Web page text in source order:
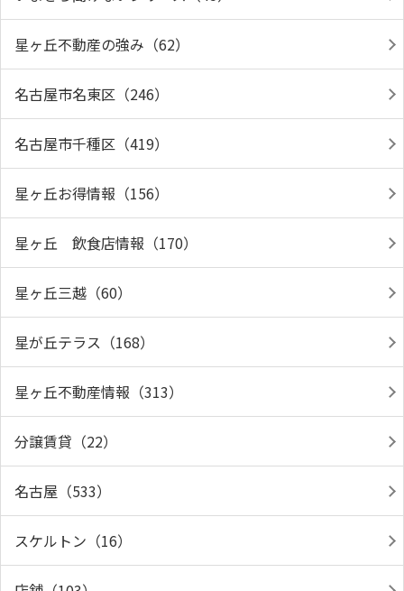
星ヶ丘不動産の強み（62）
名古屋市名東区（246）
名古屋市千種区（419）
星ヶ丘お得情報（156）
星ヶ丘 飲食店情報（170）
星ヶ丘三越（60）
星が丘テラス（168）
星ヶ丘不動産情報（313）
分譲賃貸（22）
名古屋（533）
スケルトン（16）